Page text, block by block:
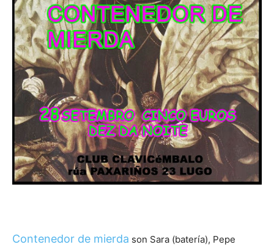
Contenedor de mierda son Sara (batería), Pepe